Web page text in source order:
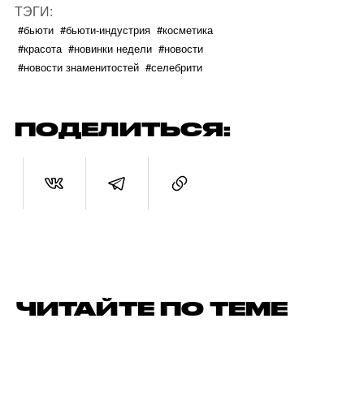
ТЭГИ:
#бьюти #бьюти-индустрия #косметика
#красота #новинки недели #новости
#новости знаменитостей #селебрити
ПОДЕЛИТЬСЯ:
ЧИТАЙТЕ ПО ТЕМЕ